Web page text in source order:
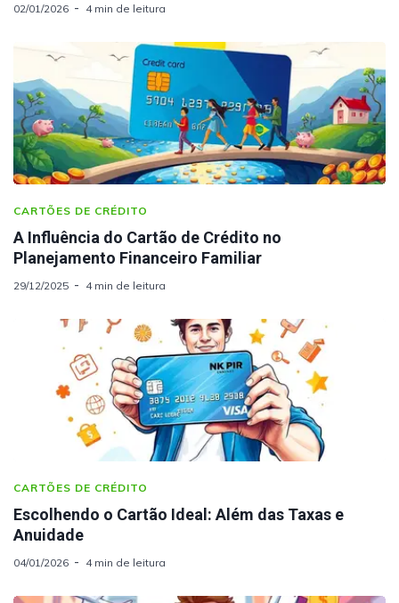
02/01/2026 4 min de leitura
CARTÕES DE CRÉDITO
A Influência do Cartão de Crédito no
Planejamento Financeiro Familiar
29/12/2025 4 min de leitura
CARTÕES DE CRÉDITO
Escolhendo o Cartão Ideal: Além das Taxas e
Anuidade
04/01/2026 4 min de leitura